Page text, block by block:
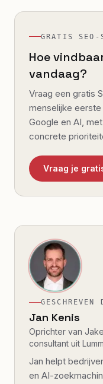
GRATIS SEO-
Hoe
vandaag?
Vraag een gratis
menselijke eerste
Google en AI,
concrete
Vraag je
GESCHREVEN
Jan Kenis
Oprichter van
consultant uit
Jan helpt
en AI-